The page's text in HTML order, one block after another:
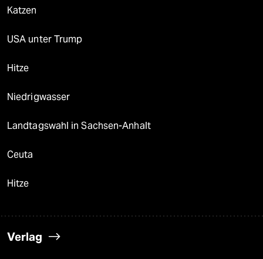
Katzen
USA unter Trump
Hitze
Niedrigwasser
Landtagswahl in Sachsen-Anhalt
Ceuta
Hitze
Verlag